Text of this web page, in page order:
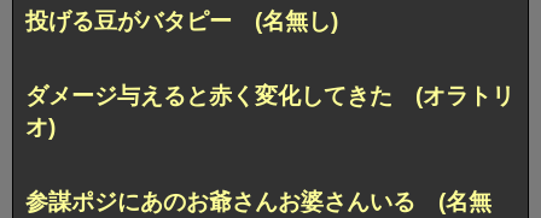
投げる豆がバタピー (名無し)
ダメージ与えると赤く変化してきた (オラトリ
オ)
参謀ポジにあのお爺さんお婆さんいる (名無